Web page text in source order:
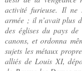
activité furieuse. Il ne
armée ; il n’avait plus
des églises du pays
canons, et ordonna
sujets les métaux
alliés de Louis XI,